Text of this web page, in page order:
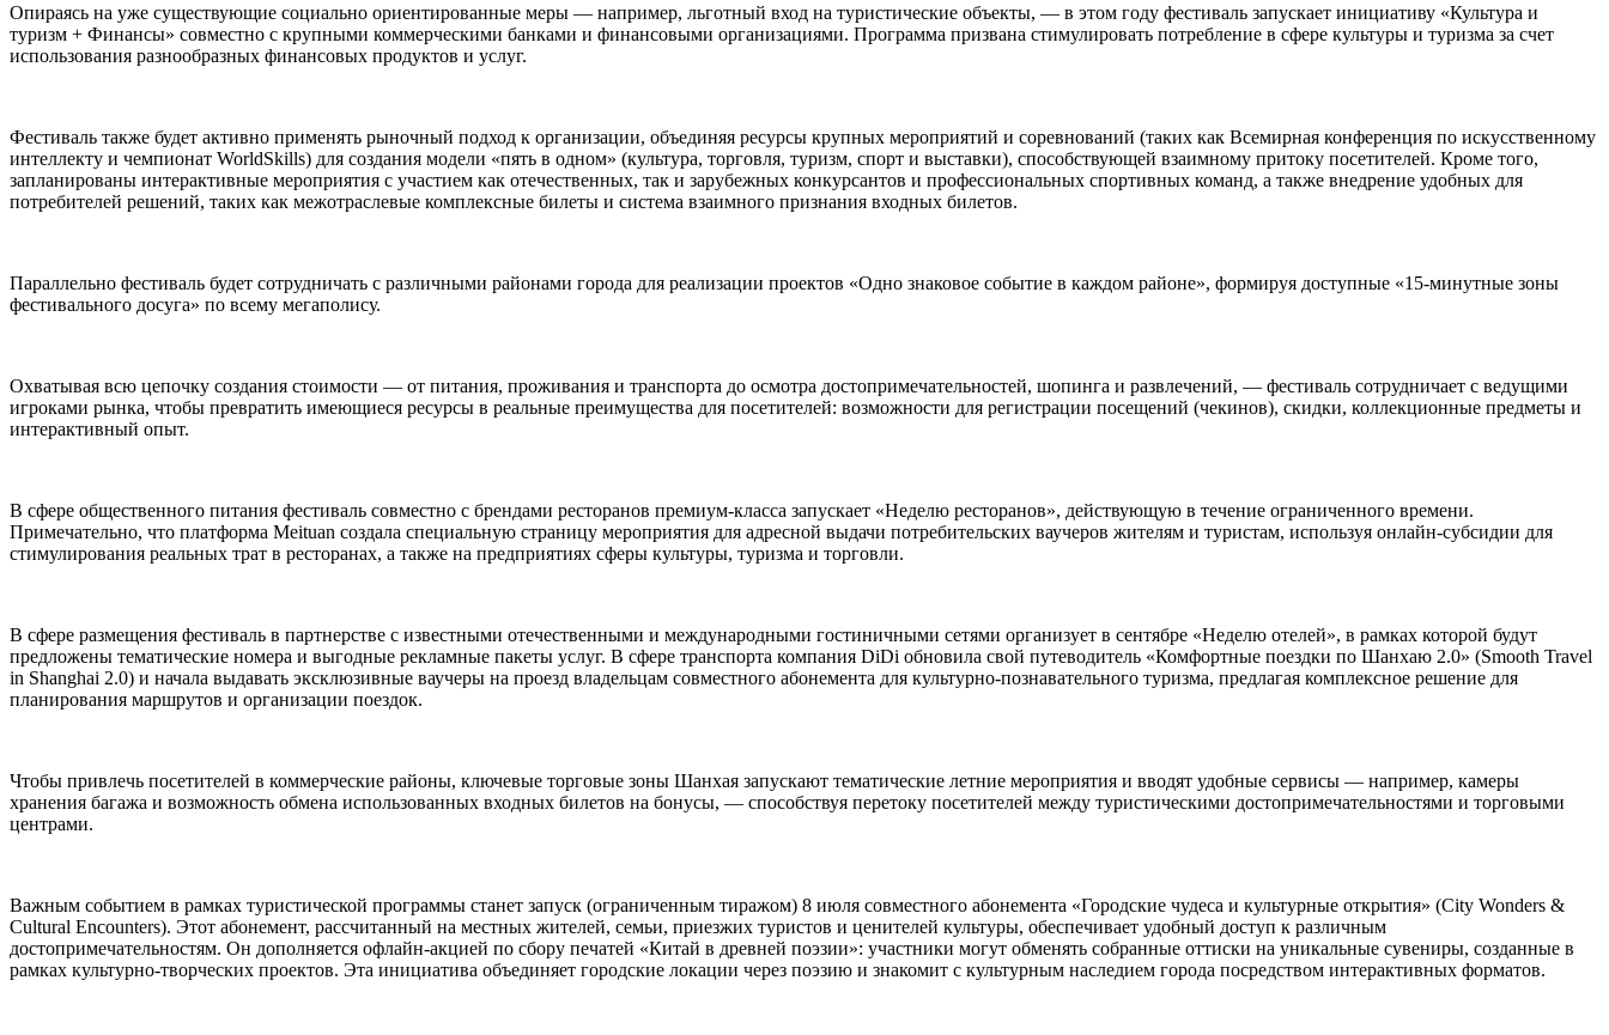
Опираясь на уже существующие социально ориентированные меры — например, льготный вход на туристические объекты, — в этом году фестиваль запускает инициативу «Культура и
туризм + Финансы» совместно с крупными коммерческими банками и финансовыми организациями. Программа призвана стимулировать потребление в сфере культуры и туризма за счет
использования разнообразных финансовых продуктов и услуг.
Фестиваль также будет активно применять рыночный подход к организации, объединяя ресурсы крупных мероприятий и соревнований (таких как Всемирная конференция по искусственному
интеллекту и чемпионат WorldSkills) для создания модели «пять в одном» (культура, торговля, туризм, спорт и выставки), способствующей взаимному притоку посетителей. Кроме того,
запланированы интерактивные мероприятия с участием как отечественных, так и зарубежных конкурсантов и профессиональных спортивных команд, а также внедрение удобных для
потребителей решений, таких как межотраслевые комплексные билеты и система взаимного признания входных билетов.
Параллельно фестиваль будет сотрудничать с различными районами города для реализации проектов «Одно знаковое событие в каждом районе», формируя доступные «15-минутные зоны
фестивального досуга» по всему мегаполису.
Охватывая всю цепочку создания стоимости — от питания, проживания и транспорта до осмотра достопримечательностей, шопинга и развлечений, — фестиваль сотрудничает с ведущими
игроками рынка, чтобы превратить имеющиеся ресурсы в реальные преимущества для посетителей: возможности для регистрации посещений (чекинов), скидки, коллекционные предметы и
интерактивный опыт.
В сфере общественного питания фестиваль совместно с брендами ресторанов премиум-класса запускает «Неделю ресторанов», действующую в течение ограниченного времени.
Примечательно, что платформа Meituan создала специальную страницу мероприятия для адресной выдачи потребительских ваучеров жителям и туристам, используя онлайн-субсидии для
стимулирования реальных трат в ресторанах, а также на предприятиях сферы культуры, туризма и торговли.
В сфере размещения фестиваль в партнерстве с известными отечественными и международными гостиничными сетями организует в сентябре «Неделю отелей», в рамках которой будут
предложены тематические номера и выгодные рекламные пакеты услуг. В сфере транспорта компания DiDi обновила свой путеводитель «Комфортные поездки по Шанхаю 2.0» (Smooth Travel
in Shanghai 2.0) и начала выдавать эксклюзивные ваучеры на проезд владельцам совместного абонемента для культурно-познавательного туризма, предлагая комплексное решение для
планирования маршрутов и организации поездок.
Чтобы привлечь посетителей в коммерческие районы, ключевые торговые зоны Шанхая запускают тематические летние мероприятия и вводят удобные сервисы — например, камеры
хранения багажа и возможность обмена использованных входных билетов на бонусы, — способствуя перетоку посетителей между туристическими достопримечательностями и торговыми
центрами.
Важным событием в рамках туристической программы станет запуск (ограниченным тиражом) 8 июля совместного абонемента «Городские чудеса и культурные открытия» (City Wonders &
Cultural Encounters). Этот абонемент, рассчитанный на местных жителей, семьи, приезжих туристов и ценителей культуры, обеспечивает удобный доступ к различным
достопримечательностям. Он дополняется офлайн-акцией по сбору печатей «Китай в древней поэзии»: участники могут обменять собранные оттиски на уникальные сувениры, созданные в
рамках культурно-творческих проектов. Эта инициатива объединяет городские локации через поэзию и знакомит с культурным наследием города посредством интерактивных форматов.